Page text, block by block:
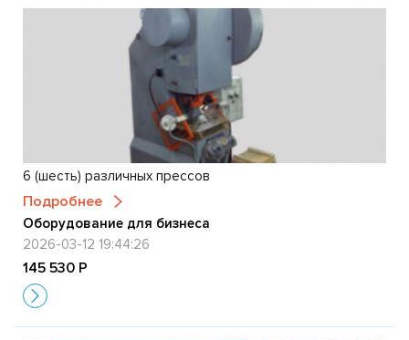
6 (шесть) различных прессов
Подробнее
Оборудование для бизнеса
2026-03-12 19:44:26
145 530 Р